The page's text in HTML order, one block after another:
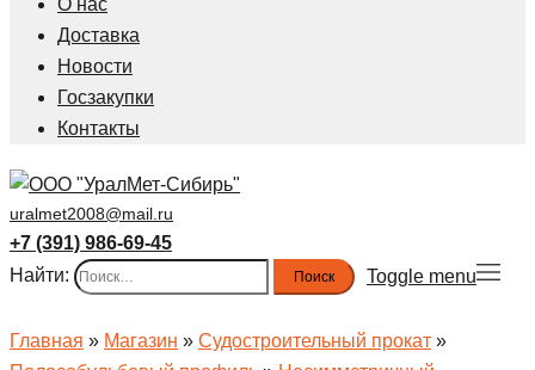
О нас
Доставка
Новости
Госзакупки
Контакты
uralmet2008@mail.ru
+7 (391) 986-69-45
Найти:
Toggle menu
Главная » Магазин » Судостроительный прокат »